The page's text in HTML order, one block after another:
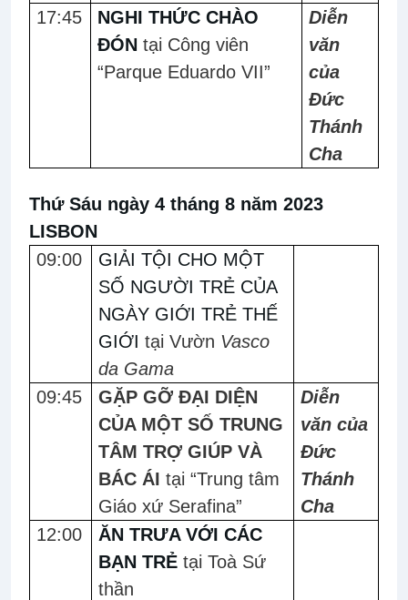
17:45
NGHI THỨC CHÀO
ĐÓN tại Công viên
“Parque Eduardo VII”
Diễn
văn
của
Đức
Thánh
Cha
Thứ Sáu ngày 4 tháng 8 năm 2023
LISBON
09:00
GIẢI TỘI CHO MỘT
SỐ NGƯỜI TRẺ CỦA
NGÀY GIỚI TRẺ THẾ
GIỚI tại Vườn Vasco
da Gama
09:45
GẶP GỠ ĐẠI DIỆN
CỦA MỘT SỐ TRUNG
TÂM TRỢ GIÚP VÀ
BÁC ÁItại “Trung tâm
Giáo xứ Serafina”
Diễn
văn của
Đức
Thánh
Cha
12:00
ĂN TRƯA VỚI CÁC
BẠN TRẺ tại Toà Sứ
thần